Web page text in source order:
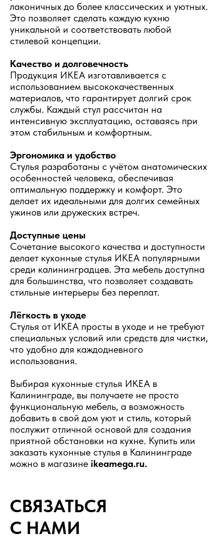
лаконичных до более классических и уютных.
Это позволяет сделать каждую кухню
уникальной и соответствовать любой
стилевой концепции.
Качество и долговечность
Продукция ИКЕА изготавливается с
использованием высококачественных
материалов, что гарантирует долгий срок
службы. Каждый стул рассчитан на
интенсивную эксплуатацию, оставаясь при
этом стабильным и комфортным.
Эргономика и удобство
Стулья разработаны с учётом анатомических
особенностей человека, обеспечивая
оптимальную поддержку и комфорт. Это
делает их идеальными для долгих семейных
ужинов или дружеских встреч.
Доступные цены
Сочетание высокого качества и доступности
делает кухонные стулья ИКЕА популярными
среди калининградцев. Эта мебель доступна
для большинства, что позволяет создавать
стильные интерьеры без переплат.
Лёгкость в уходе
Стулья от ИКЕА просты в уходе и не требуют
специальных условий или средств для чистки,
что удобно для каждодневного
использования.
Выбирая кухонные стулья ИКЕА в
Калининграде, вы получаете не просто
функциональную мебель, а возможность
добавить в свой дом уют и стиль, который
послужит отличной основой для создания
приятной обстановки на кухне. Купить или
заказать кухонные стулья в Калининграде
можно в магазине ikeamega.ru.
СВЯЗАТЬСЯ
С НАМИ